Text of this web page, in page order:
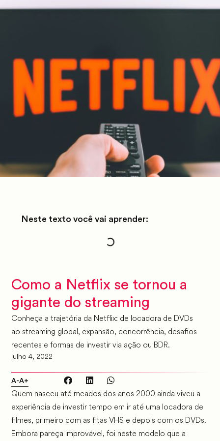
Como a Netflix se tornou a
gigante do streaming
Conheça a trajetória da Netflix: de locadora de DVDs
ao streaming global, expansão, concorrência, desafios
recentes e formas de investir via ação ou BDR.
julho 4, 2022
A-A+
Quem nasceu até meados dos anos 2000 ainda viveu a
experiência de investir tempo em ir até uma locadora de
filmes, primeiro com as fitas VHS e depois com os DVDs.
Embora pareça improvável, foi neste modelo que a
Neste texto você vai aprender: